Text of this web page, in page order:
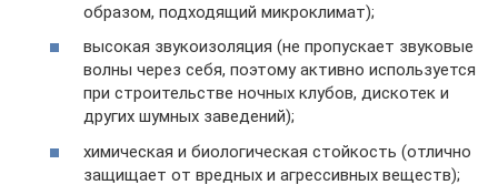
образом, подходящий микроклимат);
высокая звукоизоляция (не пропускает звуковые
волны через себя, поэтому активно используется
при строительстве ночных клубов, дискотек и
других шумных заведений);
химическая и биологическая стойкость (отлично
защищает от вредных и агрессивных веществ);